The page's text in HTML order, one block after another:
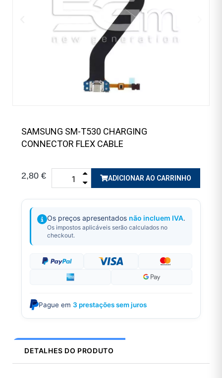
SAMSUNG SM-T530 CHARGING
CONNECTOR FLEX CABLE
2,80 € ADICIONAR AO CARRINHO
Os preços apresentados não incluem IVA.
Os impostos aplicáveis serão calculados no
checkout.
Pague em 3 prestações sem juros
DETALHES DO PRODUTO